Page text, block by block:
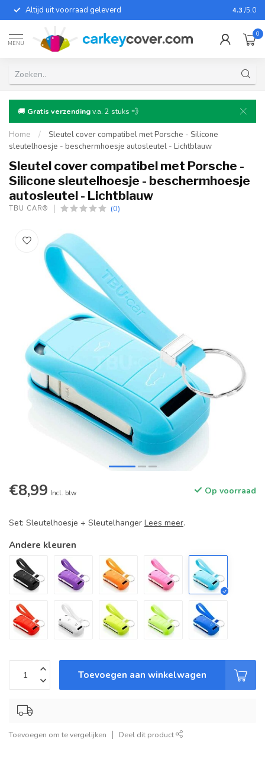
Altijd uit voorraad geleverd Voor
4.3 /5.0
MENU
0
🚚 Gratis verzendingv.a. 2 stuks 💨
Home /
Sleutel cover compatibel met Porsche - Silicone
sleutelhoesje - beschermhoesje autosleutel - Lichtblauw
Sleutel cover compatibel met Porsche -
Silicone sleutelhoesje - beschermhoesje
autosleutel - Lichtblauw
TBU CAR® (0)
€8,99 Incl. btw Op voorraad
Set: Sleutelhoesje + Sleutelhanger Lees meer.
Andere kleuren
Toevoegen aan winkelwagen
Toevoegen om te vergelijken Deel dit product